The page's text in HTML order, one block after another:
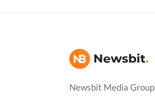
Newsbit Media Group